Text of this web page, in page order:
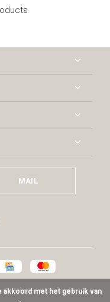
MAIL
xPlus+ -RSS-feed
akkoord met het gebruik van